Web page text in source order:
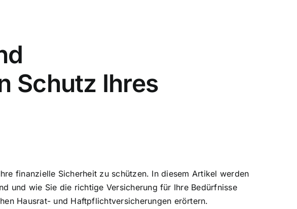
Schutz Ihres
finanzielle Sicherheit zu schützen. In diesem Artikel werden
und wie Sie die richtige Versicherung für Ihre Bedürfnisse
Hausrat- und Haftpflichtversicherungen erörtern.